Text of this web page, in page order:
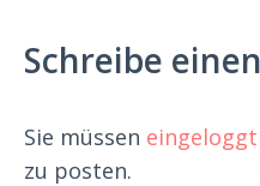
Schreibe
Sie müssen
zu posten.